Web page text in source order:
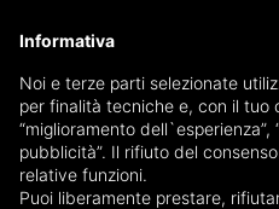
Receive a copy of
Choose
Informativa
Noi e terze parti selezionate
per finalità tecniche e, con il tuo
“miglioramento dell`esperienza”,
pubblicità”. Il rifiuto del
relative funzioni.
Puoi liberamente prestare,